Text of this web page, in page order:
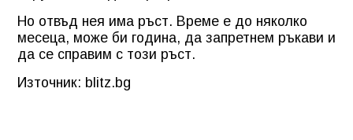
Но отвъд нея има ръст. Време е до няколко
месеца, може би година, да запретнем ръкави и
да се справим с този ръст.
Източник: blitz.bg